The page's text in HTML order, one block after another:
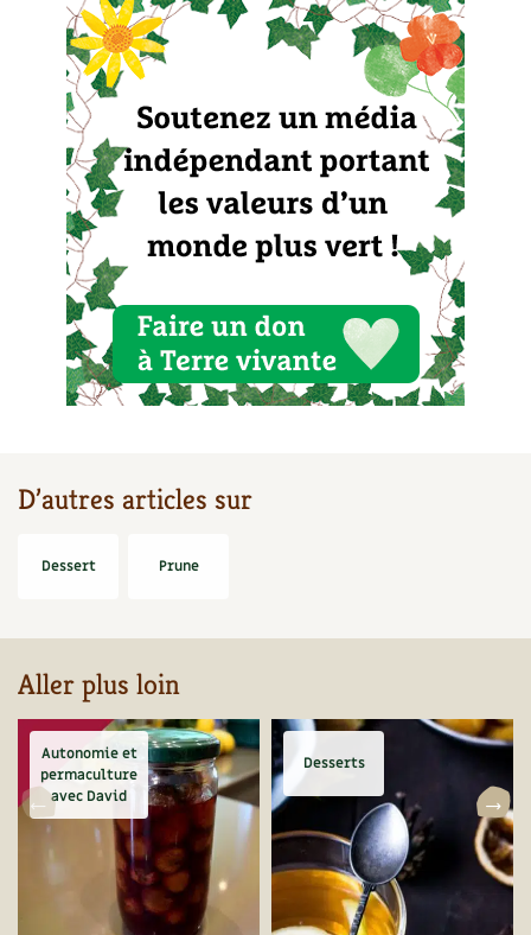
Carnets de saison
Compléments
Dossier4 saisons
Actualités
Vidéos et podcasts
Conseils vidéo des4 saisons
Secrets d’abonné
D’autres articles sur
Dessert Prune
Aller plus loin
Autonomie et
permaculture
avec David
Desserts